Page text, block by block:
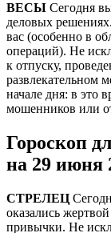
ВЕСЫ Сегодня
деловых
вас (особенно в
операций). Не
к отпуску,
развлекательном
начале дня: в это
мошенников или
Гороскоп
на 29 июня
СТРЕЛЕЦ
оказались
привычки. Не